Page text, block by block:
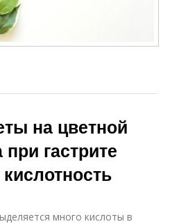
на цветной
гастрите
много кислоты в